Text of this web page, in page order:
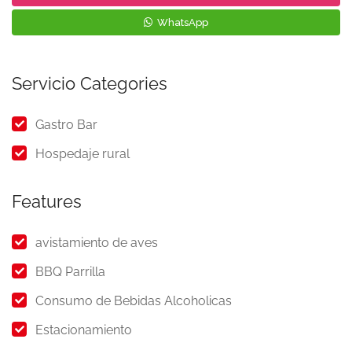
WhatsApp
Servicio Categories
Gastro Bar
Hospedaje rural
Features
avistamiento de aves
BBQ Parrilla
Consumo de Bebidas Alcoholicas
Estacionamiento